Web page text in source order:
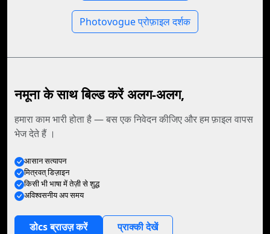
Photovogue प्रोफ़ाइल दर्शक
नमूना के साथ बिल्ड करें अलग-अलग,
हमारा काम भारी होता है — बस एक निवेदन कीजिए और हम फ़ाइल वापस
भेज देते हैं ।
आसान सत्यापन
मित्रवत्‌ डिज़ाइन
किसी भी भाषा में तेज़ी से शुद्ध
अविश्‍वसनीय अप समय
डोcs ब्राउज़ करें प्राक्की देखें